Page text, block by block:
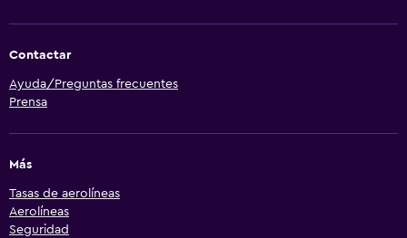
Contactar
Ayuda/Preguntas frecuentes
Prensa
Más
Tasas de aerolíneas
Aerolíneas
Seguridad